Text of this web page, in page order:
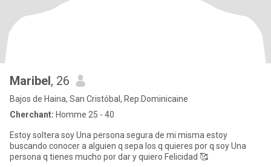
Maribel, 26
Bajos de Haina, San Cristóbal, Rep.Dominicaine
Cherchant: Homme 25 - 40
Estoy soltera soy Una persona segura de mi misma estoy
buscando conocer a alguien q sepa los q quieres por q soy Una
persona q tienes mucho por dar y quiero Felicidad 🥰